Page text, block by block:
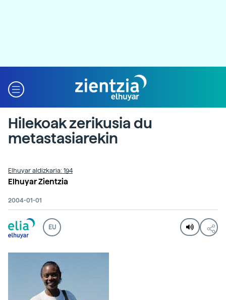
Hilekoak zerikusia du
metastasiarekin
Elhuyar aldizkaria: 194
Elhuyar Zientzia
2004-01-01
EU